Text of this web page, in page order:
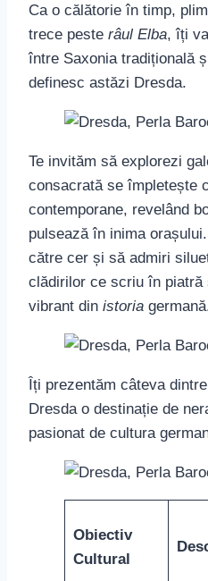
Ca o călătorie în timp,
trece peste râul Elba, îți
între Saxonia tradițională
definesc astăzi Dresda.
Te invităm să explorezi
consacrată se împletește
contemporane, revelând
pulsează în inima
către cer și să admiri
clădirilor ce scriu în piatră
vibrant din istoria
Îți prezentăm câteva
Dresda o destinație de
pasionat de cultura
Obiectiv
Cultural